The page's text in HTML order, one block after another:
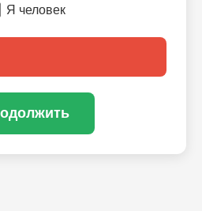
Я человек